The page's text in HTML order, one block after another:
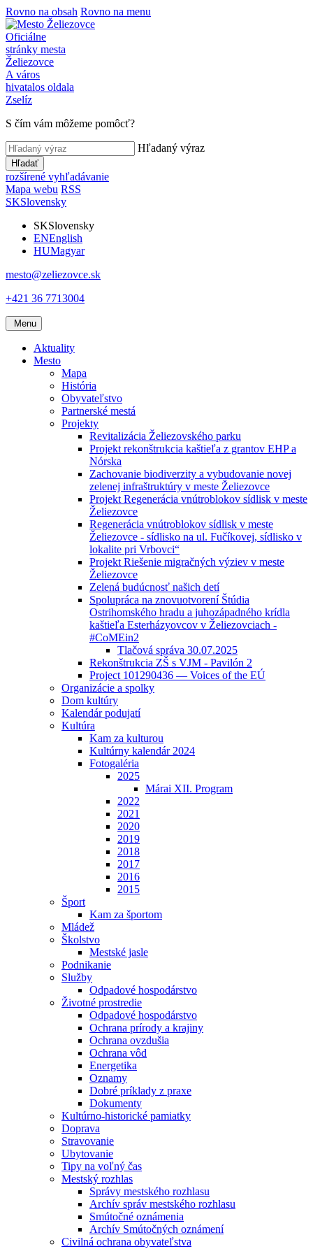
Rovno na obsah Rovno na menu
Oficiálne
stránky mesta
Želiezovce
A város
hivatalos oldala
Zselíz
S čím vám môžeme pomôcť?
Hľadaný výraz
Hľadať
rozšírené vyhľadávanie
Mapa webu RSS
SKSlovensky
SKSlovensky
ENEnglish
HUMagyar
mesto@zeliezovce.sk
+421 36 7713004
Menu
Aktuality
Mesto
Mapa
História
Obyvateľstvo
Partnerské mestá
Projekty
Revitalizácia Želiezovského parku
Projekt rekonštrukcia kaštieľa z grantov EHP a
Nórska
Zachovanie biodiverzity a vybudovanie novej
zelenej infraštruktúry v meste Želiezovce
Projekt Regenerácia vnútroblokov sídlisk v meste
Želiezovce
Regenerácia vnútroblokov sídlisk v meste
Želiezovce - sídlisko na ul. Fučíkovej, sídlisko v
lokalite pri Vrbovci“
Projekt Riešenie migračných výziev v meste
Želiezovce
Zelená budúcnosť našich detí
Spolupráca na znovuotvorení Štúdia
Ostrihomského hradu a juhozápadného krídla
kaštieľa Esterházyovcov v Želiezovciach -
#CoMEin2
Tlačová správa 30.07.2025
Rekonštrukcia ZŠ s VJM - Pavilón 2
Project 101290436 — Voices of the EÚ
Organizácie a spolky
Dom kultúry
Kalendár podujatí
Kultúra
Kam za kulturou
Kultúrny kalendár 2024
Fotogaléria
2025
Márai XII. Program
2022
2021
2020
2019
2018
2017
2016
2015
Šport
Kam za športom
Mládež
Školstvo
Mestské jasle
Podnikanie
Služby
Odpadové hospodárstvo
Životné prostredie
Odpadové hospodárstvo
Ochrana prírody a krajiny
Ochrana ovzdušia
Ochrana vôd
Energetika
Oznamy
Dobré príklady z praxe
Dokumenty
Kultúrno-historické pamiatky
Doprava
Stravovanie
Ubytovanie
Tipy na voľný čas
Mestský rozhlas
Správy mestského rozhlasu
Archív správ mestského rozhlasu
Smútočné oznámenia
Archív Smútočných oznámení
Civilná ochrana obyvateľstva